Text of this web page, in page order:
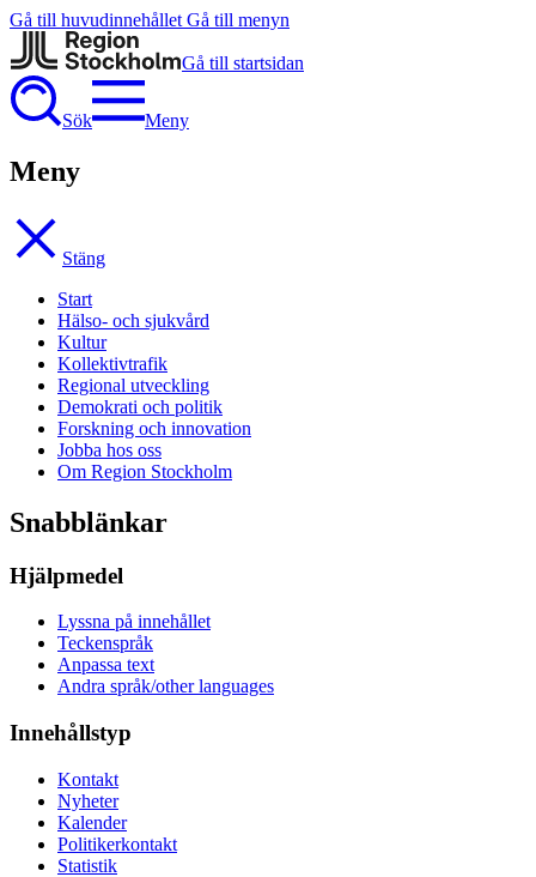
Gå till huvudinnehållet Gå till menyn
Gå till startsidan
Sök Meny
Meny
Stäng
Start
Hälso- och sjukvård
Kultur
Kollektivtrafik
Regional utveckling
Demokrati och politik
Forskning och innovation
Jobba hos oss
Om Region Stockholm
Snabblänkar
Hjälpmedel
Lyssna på innehållet
Teckenspråk
Anpassa text
Andra språk/other languages
Innehållstyp
Kontakt
Nyheter
Kalender
Politikerkontakt
Statistik